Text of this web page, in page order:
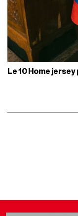
Le 10 Home